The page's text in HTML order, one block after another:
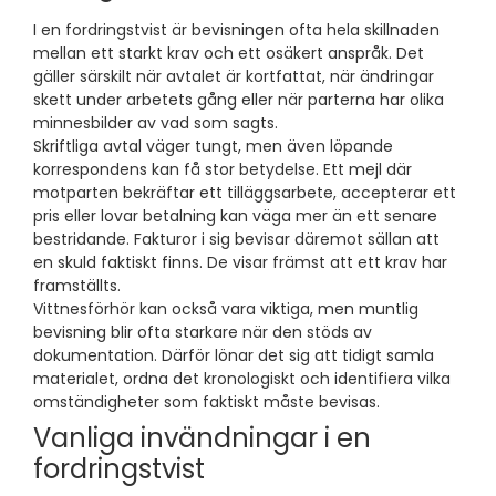
I en fordringstvist är bevisningen ofta hela skillnaden
mellan ett starkt krav och ett osäkert anspråk. Det
gäller särskilt när avtalet är kortfattat, när ändringar
skett under arbetets gång eller när parterna har olika
minnesbilder av vad som sagts.
Skriftliga avtal väger tungt, men även löpande
korrespondens kan få stor betydelse. Ett mejl där
motparten bekräftar ett tilläggsarbete, accepterar ett
pris eller lovar betalning kan väga mer än ett senare
bestridande. Fakturor i sig bevisar däremot sällan att
en skuld faktiskt finns. De visar främst att ett krav har
framställts.
Vittnesförhör kan också vara viktiga, men muntlig
bevisning blir ofta starkare när den stöds av
dokumentation. Därför lönar det sig att tidigt samla
materialet, ordna det kronologiskt och identifiera vilka
omständigheter som faktiskt måste bevisas.
Vanliga invändningar i en
fordringstvist